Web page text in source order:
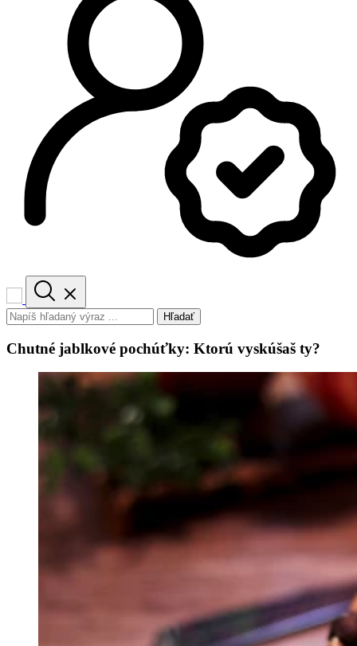
Hľadať
Chutné jablkové pochúťky: Ktorú vyskúšaš ty?